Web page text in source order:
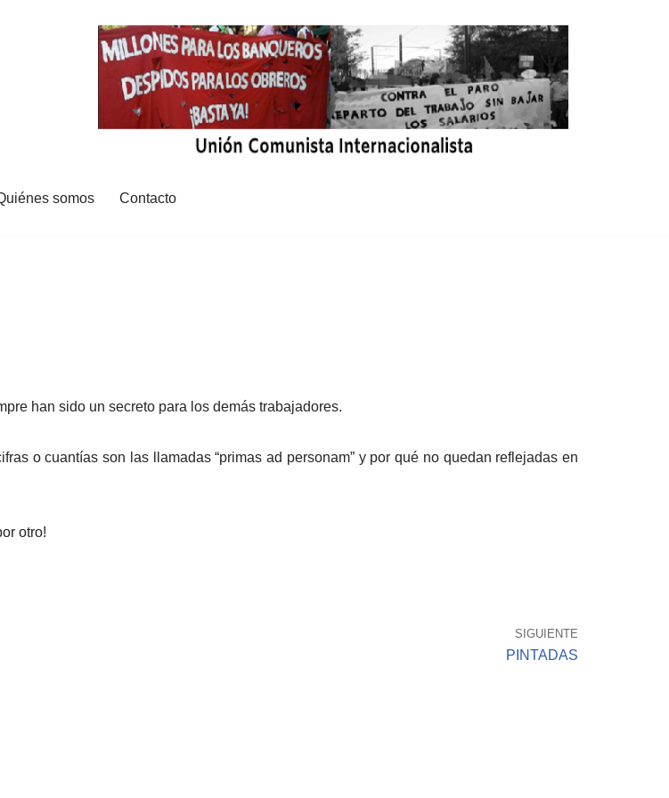
somos Contacto
han sido un secreto para los demás trabajadores.
o cuantías son las llamadas “primas ad personam” y por qué no quedan reflejadas en
otro!
SIGUIENTE
PINTADAS